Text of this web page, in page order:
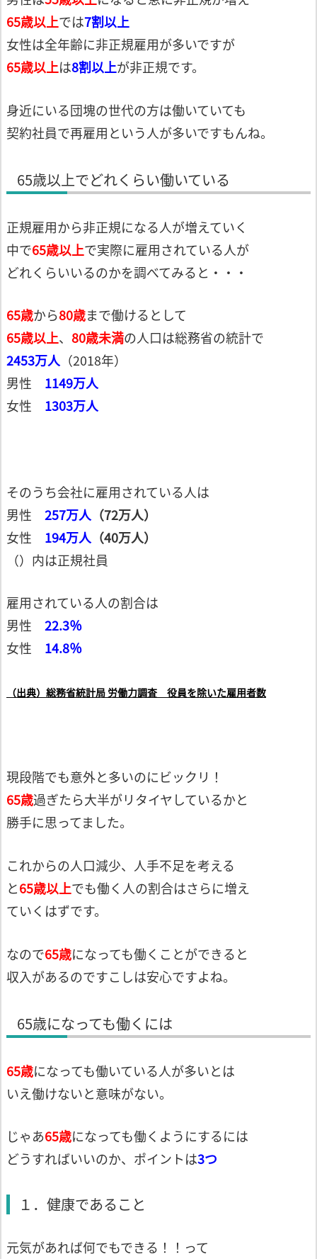
65歳以上では7割以上
女性は全年齢に非正規雇用が多いですが
65歳以上は8割以上が非正規です。
身近にいる団塊の世代の方は働いていても
契約社員で再雇用という人が多いですもんね。
65歳以上でどれくらい働いている
正規雇用から非正規になる人が増えていく
中で65歳以上で実際に雇用されている人が
どれくらいいるのかを調べてみると・・・
65歳から80歳まで働けるとして
65歳以上、 80歳未満の人口は総務省の統計で
2453万人（2018年）
男性 1149万人
女性 1303万人
そのうち会社に雇用されている人は
男性 257万人 （72万人）
女性 194万人 （40万人）
（）内は正規社員
雇用されている人の割合は
男性 22.3％
女性 14.8％
（出典）総務省統計局 労働力調査 役員を除いた雇用者数
現段階でも意外と多いのにビックリ！
65歳過ぎたら大半がリタイヤしているかと
勝手に思ってました。
これからの人口減少、人手不足を考える
と65歳以上でも働く人の割合はさらに増え
ていくはずです。
なので65歳になっても働くことができると
収入があるのですこしは安心ですよね。
65歳になっても働くには
65歳になっても働いている人が多いとは
いえ働けないと意味がない。
じゃあ65歳になっても働くようにするには
どうすればいいのか、ポイントは3つ
１．健康であること
元気があれば何でもできる！！って